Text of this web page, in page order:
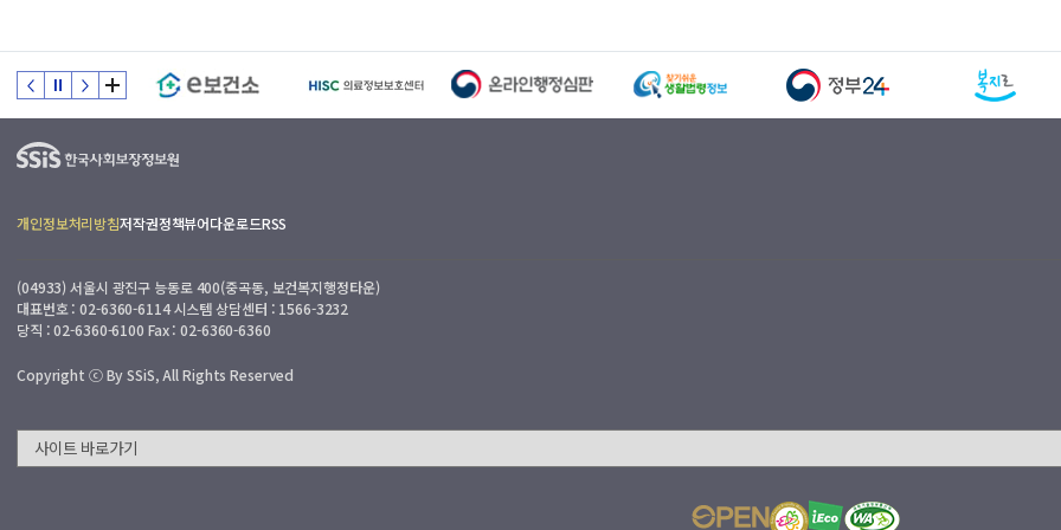
개인정보처리방침저작권정책뷰어다운로드RSS
(04933) 서울시 광진구 능동로 400(중곡동, 보건복지행정타운)
대표번호 : 02-6360-6114 시스템 상담센터 : 1566-3232
당직 : 02-6360-6100 Fax : 02-6360-6360
Copyright ⓒ By SSiS, All Rights Reserved